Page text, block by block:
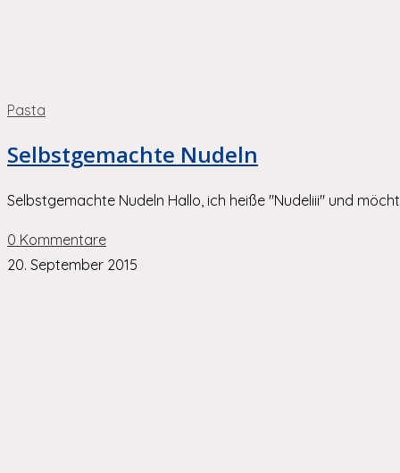
Pasta
Selbstgemachte Nudeln
Selbstgemachte Nudeln Hallo, ich heiße "Nudeliii" und
0 Kommentare
20. September 2015